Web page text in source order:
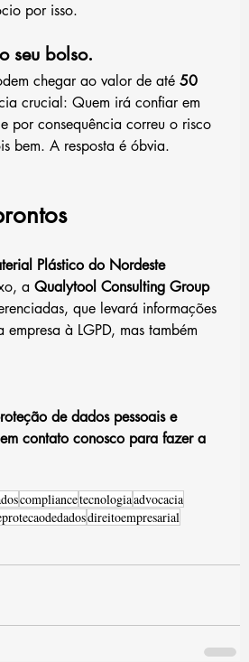
por isso.
seu bolso.
chegar ao valor de até 50
crucial: Quem irá confiar em
por consequência correu o risco
bem. A resposta é óbvia.
Plástico do Nordeste
a Qualytool Consulting Group
que levará informações
à LGPD, mas também
de dados pessoais e
contato conosco para fazer a
compliancetecnologiaadvocacia
direitoempresarial